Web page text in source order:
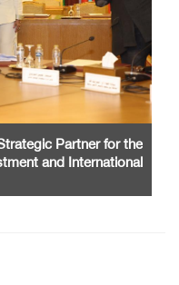
Partner for the
and International